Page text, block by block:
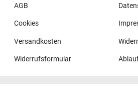
AGB
Cookies
Versandkosten
Widerrufsformular